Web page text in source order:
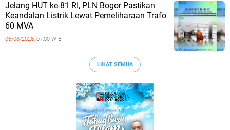
Jelang HUT ke-81 RI, PLN Bogor Pastikan
Keandalan Listrik Lewat Pemeliharaan Trafo
60 MVA
06/08/2026, 07:00 WIB
LIHAT SEMUA